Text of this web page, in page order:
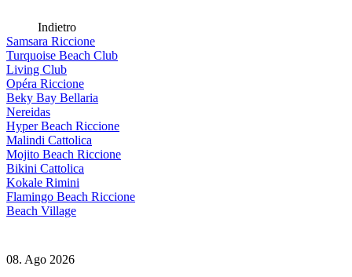
Indietro
Samsara Riccione
Turquoise Beach Club
Living Club
Opéra Riccione
Beky Bay Bellaria
Nereidas
Hyper Beach Riccione
Malindi Cattolica
Mojito Beach Riccione
Bikini Cattolica
Kokale Rimini
Flamingo Beach Riccione
Beach Village
08. Ago 2026